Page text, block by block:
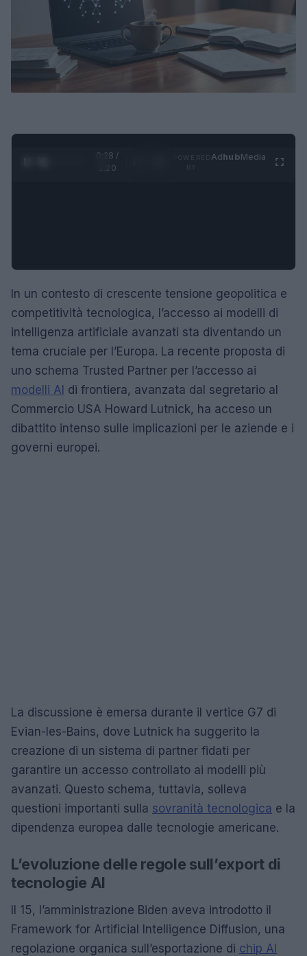
0:29 /
1:20
AdhubMedia
In un contesto di crescente tensione geopolitica e
competitività tecnologica, l’accesso ai modelli di
intelligenza artificiale avanzati sta diventando un
tema cruciale per l’Europa. La recente proposta di
uno schema Trusted Partner per l’accesso ai
modelli AI di frontiera, avanzata dal segretario al
Commercio USA Howard Lutnick, ha acceso un
dibattito intenso sulle implicazioni per le aziende e i
governi europei.
La discussione è emersa durante il vertice G7 di
Evian-les-Bains, dove Lutnick ha suggerito la
creazione di un sistema di partner fidati per
garantire un accesso controllato ai modelli più
avanzati. Questo schema, tuttavia, solleva
questioni importanti sulla sovranità tecnologica e la
dipendenza europea dalle tecnologie americane.
L’evoluzione delle regole sull’export di
tecnologie AI
Il 15, l’amministrazione Biden aveva introdotto il
Framework for Artificial Intelligence Diffusion, una
regolazione organica sull’esportazione di chip AI